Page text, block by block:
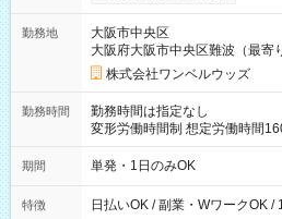
勤務地
大阪市中央区
大阪府大阪市中央区難波（最寄
株式会社ワンベルウッズ
勤務時間
勤務時間は指定なし
変形労働時間制 想定労働時間160時間/月 【シフ
00～20：00
期間 単発・1日のみOK
特徴 日払いOK / 副業・WワークOK /